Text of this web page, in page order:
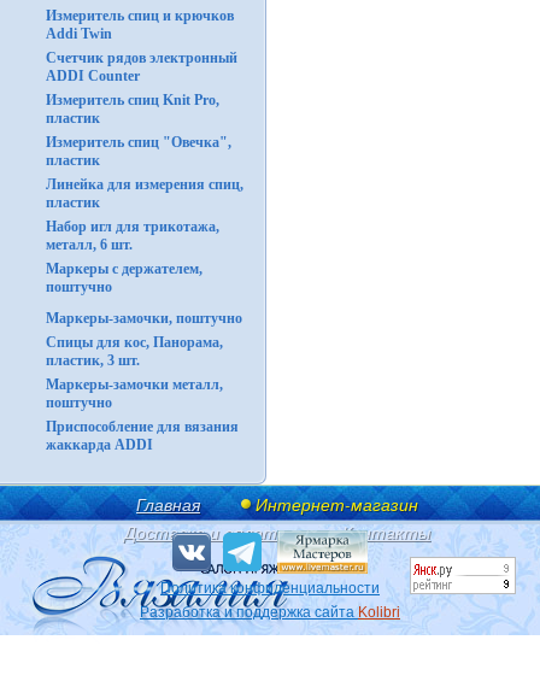
Измеритель спиц и крючков
Addi Twin
Счетчик рядов электронный
ADDI Counter
Измеритель спиц Knit Pro,
пластик
Измеритель спиц "Овечка",
пластик
Линейка для измерения спиц,
пластик
Набор игл для трикотажа,
металл, 6 шт.
Маркеры с держателем,
поштучно
Маркеры-замочки, поштучно
Спицы для кос, Панорама,
пластик, 3 шт.
Маркеры-замочки металл,
поштучно
Приспособление для вязания
жаккарда ADDI
Главная
Интернет-магазин
Доставка и оплата
Контакты
Политика конфиденциальности
Разработка и поддержка сайта Kolibri